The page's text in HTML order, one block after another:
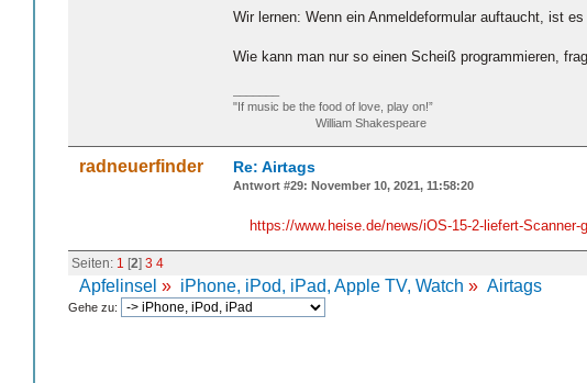
Wir lernen: Wenn ein Anmeldeformular auftaucht, ist
Wie kann man nur so einen Scheiß programmieren,
"If music be the food of love, play on!”
William Shakespeare
radneuerfinder Re: Airtags
Antwort #29: November 10, 2021, 11:58:20
https://www.heise.de/news/iOS-15-2-liefert-Scanner-
Seiten: 1 [2] 3 4
Apfelinsel » iPhone, iPod, iPad, Apple TV, Watch » Airtags
Gehe zu: